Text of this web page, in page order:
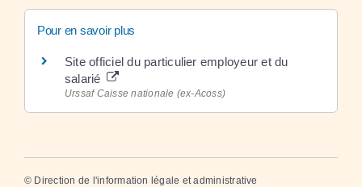
Pour en savoir plus
Site officiel du particulier employeur et du
salarié
Urssaf Caisse nationale (ex-Acoss)
© Direction de l'information légale et administrative